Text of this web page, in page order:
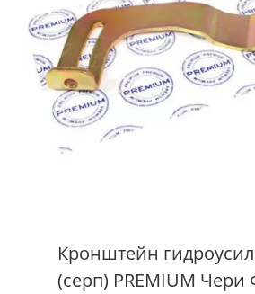
Кронштейн
(серп) PREMIUM Чери